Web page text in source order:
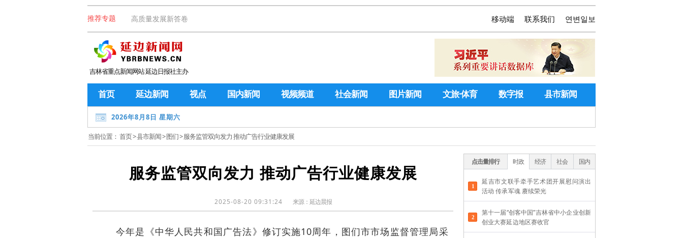
推荐专题 高质量发展新答卷 연변일보
联系我们
移动端
吉林省重点新闻网站 延边日报社主办
首页 延边新闻 视点 国内新闻 视频频道 社会新闻 图片新闻 文旅·体育 数字报 县市新闻
2026年8月8日 星期六
当前位置： 首页>县市新闻>图们> 服务监管双向发力 推动广告行业健康发展
服务监管双向发力 推动广告行业健康发展
2025-08-20 09:31:24 来源： 延边晨报
今年是《中华人民共和国广告法》修订实施10周年，图们市市场监督管理局采
点击量排行 时政 经济 社会 国内
延吉市文联手牵手艺术团开展慰问演出
活动 传承军魂 赓续荣光
第十一届“创客中国”吉林省中小企业创新
创业大赛延边地区赛收官